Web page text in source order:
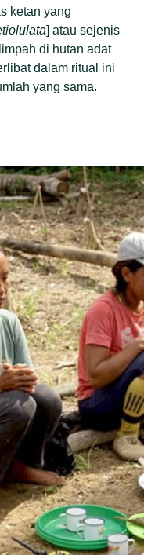
ketan yang
] atau sejenis
di hutan adat
dalam ritual ini
yang sama.